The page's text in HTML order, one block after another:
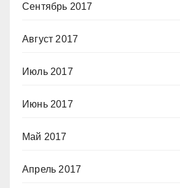
Сентябрь 2017
Август 2017
Июль 2017
Июнь 2017
Май 2017
Апрель 2017